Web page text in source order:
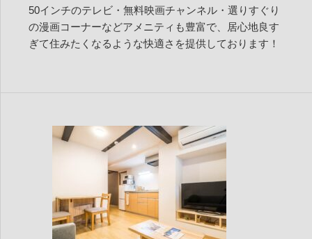
50インチのテレビ・無料映画チャンネル・選りすぐり
の漫画コーナーなどアメニティも豊富で、居心地良す
ぎて住みたくなるような快適さを提供しております！